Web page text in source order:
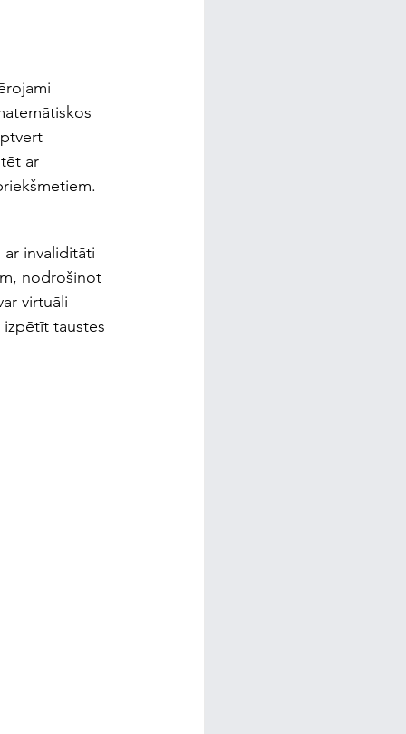
ar
invaliditāti
nodrošinot
virtuāli
taustes